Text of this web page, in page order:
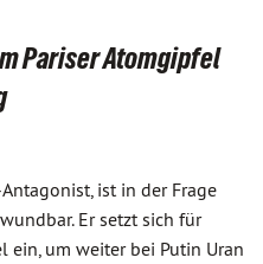
Pariser Atomgipfel
ist in der Frage
Er setzt sich für
ein, um weiter bei Putin Uran